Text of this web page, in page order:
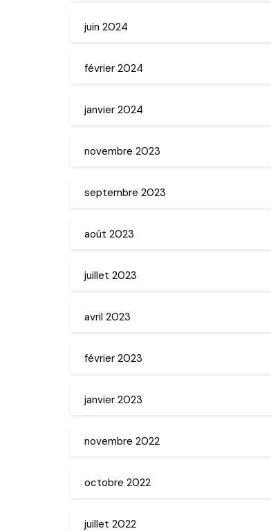
juin 2024
février 2024
janvier 2024
novembre 2023
septembre 2023
août 2023
juillet 2023
avril 2023
février 2023
janvier 2023
novembre 2022
octobre 2022
juillet 2022